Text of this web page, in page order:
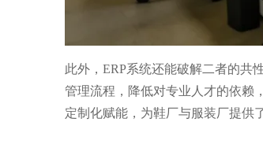
此外，ERP系统还能破解二者的共
管理流程，降低对专业人才的依赖
定制化赋能，为鞋厂与服装厂提供